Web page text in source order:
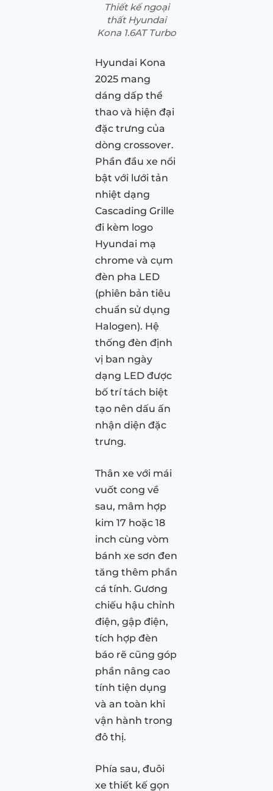
Thiết kế ngoại
thất Hyundai
Kona 1.6AT Turbo
Hyundai Kona
2025 mang
dáng dấp thể
thao và hiện đại
đặc trưng của
dòng crossover.
Phần đầu xe nổi
bật với lưới tản
nhiệt dạng
Cascading Grille
đi kèm logo
Hyundai mạ
chrome và cụm
đèn pha LED
(phiên bản tiêu
chuẩn sử dụng
Halogen). Hệ
thống đèn định
vị ban ngày
dạng LED được
bố trí tách biệt
tạo nên dấu ấn
nhận diện đặc
trưng.
Thân xe với mái
vuốt cong về
sau, mâm hợp
kim 17 hoặc 18
inch cùng vòm
bánh xe sơn đen
tăng thêm phần
cá tính. Gương
chiếu hậu chỉnh
điện, gập điện,
tích hợp đèn
báo rẽ cũng góp
phần nâng cao
tính tiện dụng
và an toàn khi
vận hành trong
đô thị.
Phía sau, đuôi
xe thiết kế gọn